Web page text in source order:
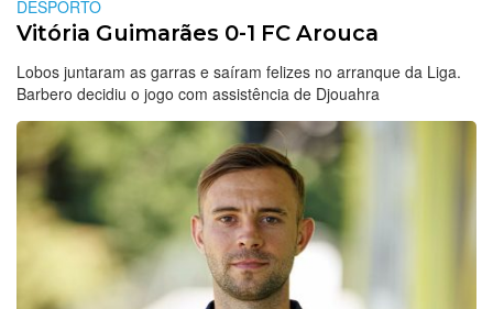
DESPORTO
Vitória Guimarães 0-1 FC Arouca
Lobos juntaram as garras e saíram felizes no arranque da Liga.
Barbero decidiu o jogo com assistência de Djouahra